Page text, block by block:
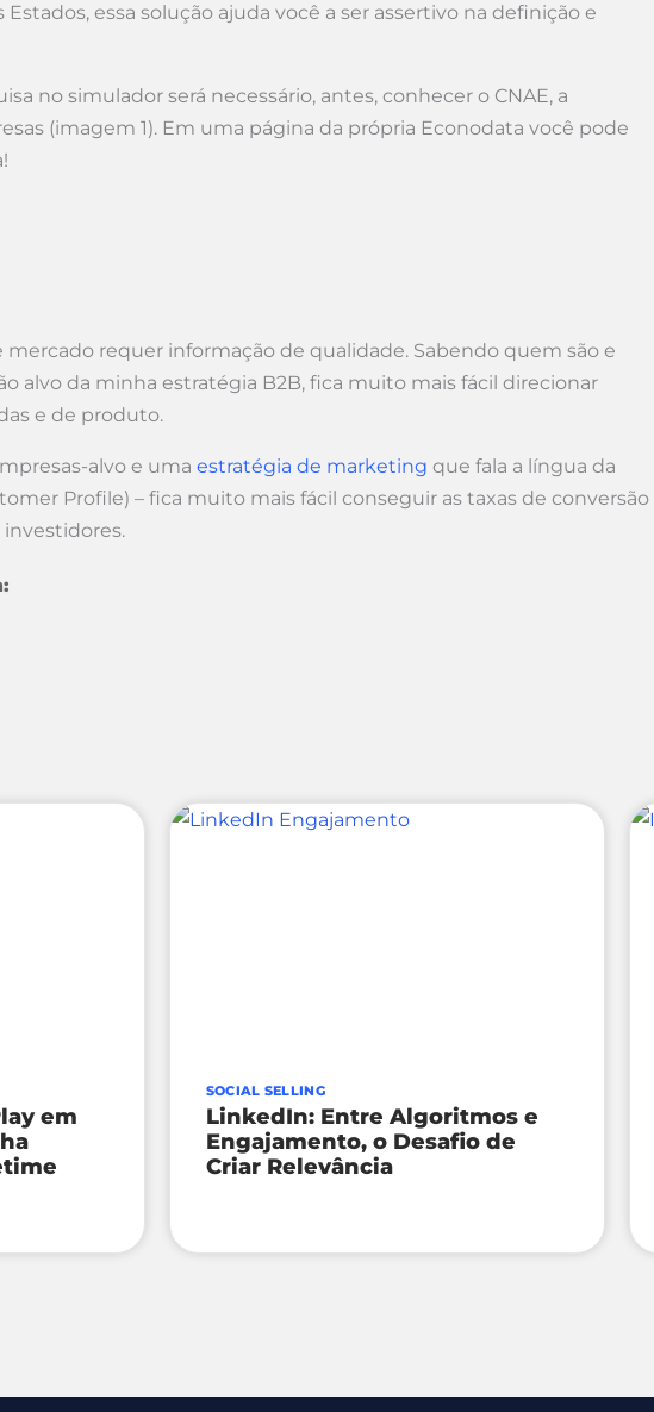
essa solução ajuda você a ser assertivo na definição e
no simulador será necessário, antes, conhecer o CNAE, a
(imagem 1). Em uma página da própria Econodata você pode
mercado requer informação de qualidade. Sabendo quem são e
alvo da minha estratégia B2B, fica muito mais fácil direcionar
e de produto.
alvo e uma estratégia de marketing que fala a língua da
Profile) – fica muito mais fácil conseguir as taxas de conversão
em
SOCIAL SELLING
LinkedIn: Entre Algoritmos e
Engajamento, o Desafio de
Criar Relevância